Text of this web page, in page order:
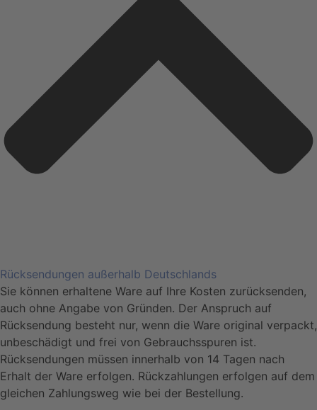
Rücksendungen außerhalb Deutschlands
Sie können erhaltene Ware auf Ihre Kosten zurücksenden,
auch ohne Angabe von Gründen. Der Anspruch auf
Rücksendung besteht nur, wenn die Ware original verpackt,
unbeschädigt und frei von Gebrauchsspuren ist.
Rücksendungen müssen innerhalb von 14 Tagen nach
Erhalt der Ware erfolgen. Rückzahlungen erfolgen auf dem
gleichen Zahlungsweg wie bei der Bestellung.